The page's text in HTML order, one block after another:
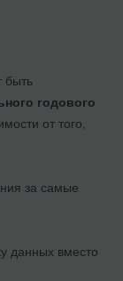
быть
годового
от того,
за самые
данных вместо